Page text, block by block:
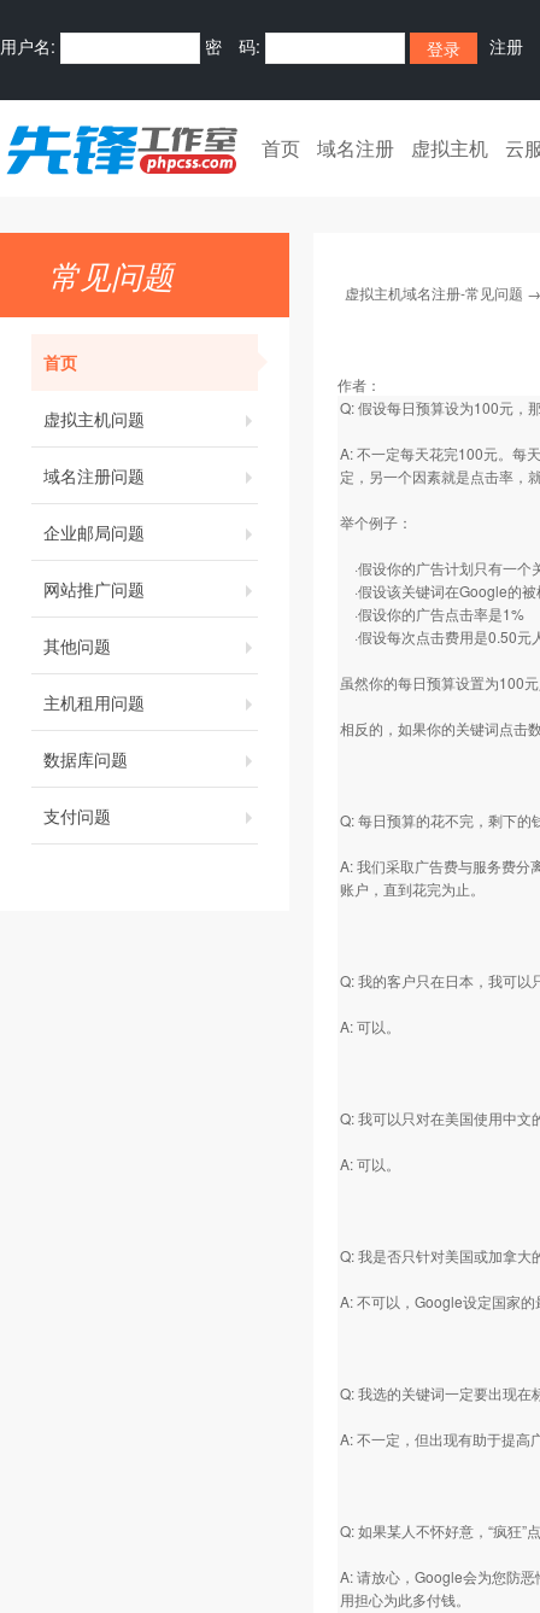
用户名: 密 码: 注册
首页 域名注册 虚拟主机 云
常见问题
首页
虚拟主机问题
域名注册问题
企业邮局问题
网站推广问题
其他问题
主机租用问题
数据库问题
支付问题
虚拟主机域名注册-常见问题
作者：
Q: 假设每日预算设为100元，
A: 不一定每天花完100元。每
定，另一个因素就是点击率，
举个例子：
·假设你的广告计划只有一个
·假设该关键词在Google的
·假设你的广告点击率是1%
·假设每次点击费用是0.50元
虽然你的每日预算设置为100
相反的，如果你的关键词点击
Q: 每日预算的花不完，剩下的
A: 我们采取广告费与服务费分
账户，直到花完为止。
Q: 我的客户只在日本，我可以
A: 可以。
Q: 我可以只对在美国使用中文
A: 可以。
Q: 我是否只针对美国或加拿大
A: 不可以，Google设定国家
Q: 我选的关键词一定要出现在
A: 不一定，但出现有助于提高
Q: 如果某人不怀好意，“疯狂”
A: 请放心，Google会为您防
用担心为此多付钱。